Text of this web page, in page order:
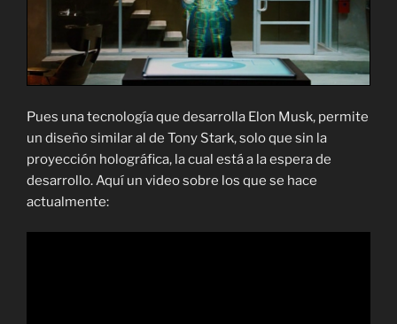
Pues una tecnología que desarrolla Elon Musk, permite
un diseño similar al de Tony Stark, solo que sin la
proyección holográfica, la cual está a la espera de
desarrollo. Aquí un video sobre los que se hace
actualmente: